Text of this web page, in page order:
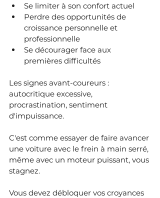
Se limiter à son confort actuel
Perdre des opportunités de
croissance personnelle et
professionnelle
Se décourager face aux
premières difficultés
Les signes avant-coureurs :
autocritique excessive,
procrastination, sentiment
d'impuissance.
C'est comme essayer de faire avancer
une voiture avec le frein à main serré,
même avec un moteur puissant, vous
stagnez.
Vous devez débloquer vos croyances